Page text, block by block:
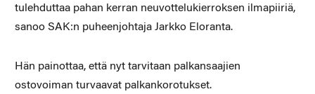
tulehduttaa pahan kerran neuvottelukierroksen ilmapiiriä,
sanoo SAK:n puheenjohtaja Jarkko Eloranta.
Hän painottaa, että nyt tarvitaan palkansaajien
ostovoiman turvaavat palkankorotukset.